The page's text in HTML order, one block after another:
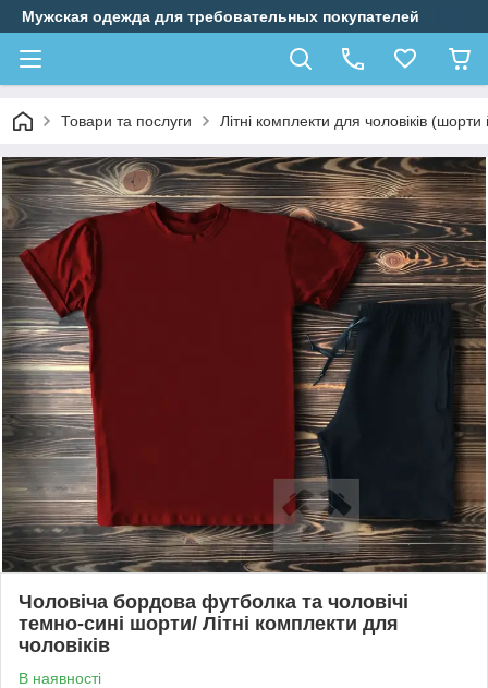
Мужская одежда для требовательных покупателей
Товари та послуги Літні комплекти для чоловіків
Чоловіча бордова футболка та чоловічі
темно-сині шорти/ Літні комплекти для
чоловіків
В наявності